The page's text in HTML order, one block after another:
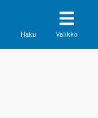
Haku Valikko